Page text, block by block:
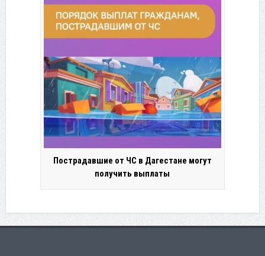
Пострадавшие от ЧС в Дагестане могут
получить выплаты